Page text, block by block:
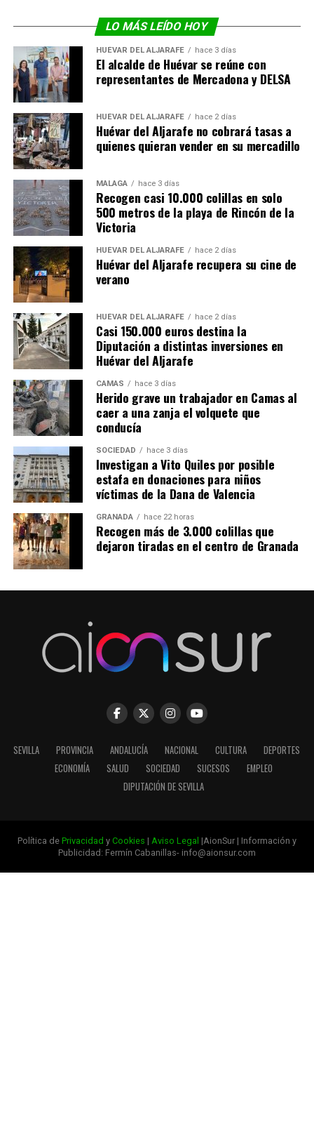
LO MÁS LEÍDO HOY
HUÉVAR DEL ALJARAFE hace 3 días
El alcalde de Huévar se reúne con
representantes de Mercadona y DELSA
HUÉVAR DEL ALJARAFE hace 2 días
Huévar del Aljarafe no cobrará tasas a
quienes quieran vender en su mercadillo
MÁLAGA hace 3 días
Recogen casi 10.000 colillas en solo
500 metros de la playa de Rincón de la
Victoria
HUÉVAR DEL ALJARAFE hace 2 días
Huévar del Aljarafe recupera su cine de
verano
HUÉVAR DEL ALJARAFE hace 2 días
Casi 150.000 euros destina la
Diputación a distintas inversiones en
Huévar del Aljarafe
CAMAS hace 3 días
Herido grave un trabajador en Camas al
caer a una zanja el volquete que
conducía
SOCIEDAD hace 3 días
Investigan a Vito Quiles por posible
estafa en donaciones para niños
víctimas de la Dana de Valencia
GRANADA hace 22 horas
Recogen más de 3.000 colillas que
dejaron tiradas en el centro de Granada
SEVILLA PROVINCIA ANDALUCÍA NACIONAL CULTURA
DEPORTES
ECONOMÍA
SALUD SOCIEDAD SUCESOS
EMPLEO
DIPUTACIÓN DE SEVILLA
Política de Privacidad y Cookies | Aviso Legal |AionSur | Información y
Publicidad: Fermín Cabanillas- info@aionsur.com